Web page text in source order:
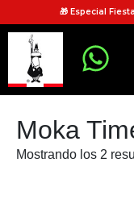
🎁 Especial
Moka
Mostrando los 2